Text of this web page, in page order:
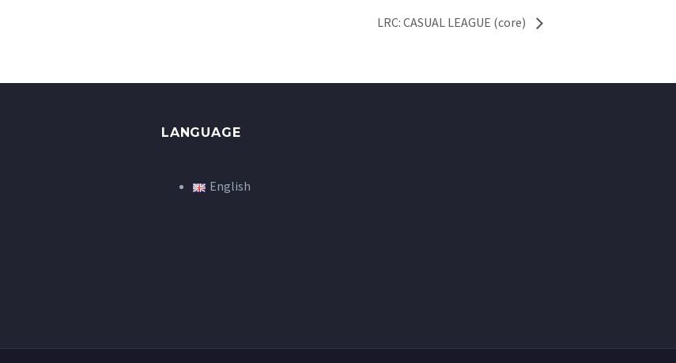
LRC: CASUAL LEAGUE (core)
LANGUAGE
English